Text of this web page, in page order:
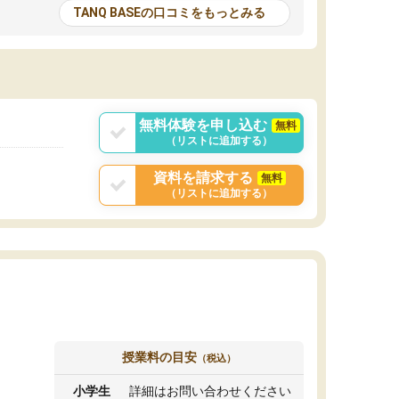
る機会が増えたり
試験対策の面接練
と伝えることもで
が多いので、その子達に感化されて自分も『も
っと何かに取り組んでみよう』と思えます。
はたらく部はオンラインなので、色々な場所の
TANQ BASEの口コミをもっとみる
無料体験を申し込む
無料
（リストに追加する）
資料を請求する
無料
（リストに追加する）
授業料の目安 （税込）
小学生 詳細はお問い合わせください